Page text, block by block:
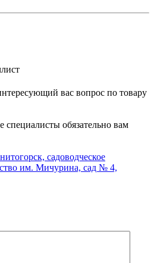
вас вопрос по товару
обязательно вам
садоводческое
им. Мичурина, сад № 4,